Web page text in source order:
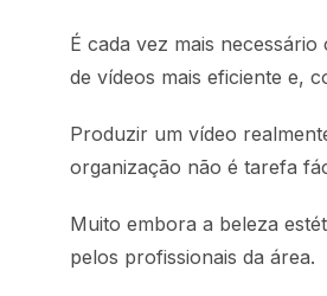
É cada vez mais
de vídeos mais eficiente e,
Produzir um vídeo
organização não é tarefa
Muito embora a beleza
pelos profissionais da área.